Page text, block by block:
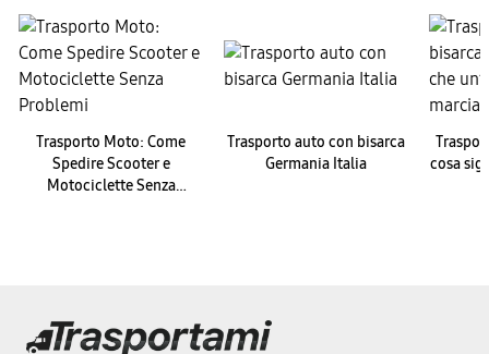
Trasporto Moto: Come
Spedire Scooter e
Motociclette Senza
Trasporto auto con bisarca
Germania Italia
cosa